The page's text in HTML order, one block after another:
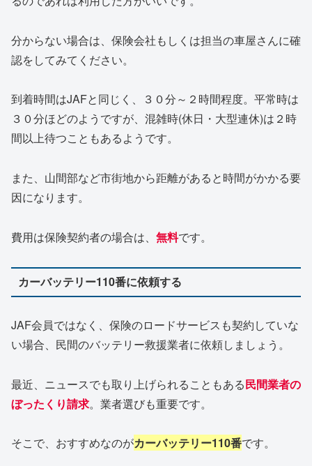
分からない場合は、保険会社もしくは担当の車屋さんに確
認をしてみてください。
到着時間はJAFと同じく、３０分～２時間程度。平常時は
３０分ほどのようですが、混雑時(休日・大型連休)は２時
間以上待つこともあるようです。
また、山間部など市街地から距離があると時間がかかる要
因になります。
費用は保険契約者の場合は、 無料です。
カーバッテリー110番に依頼する
JAF会員ではなく、保険のロードサービスも契約していな
い場合、民間のバッテリー救援業者に依頼しましょう。
最近、ニュースでも取り上げられることもある民間業者の
ぼったくり請求。業者選びも重要です。
そこで、おすすめなのがカーバッテリー110番です。